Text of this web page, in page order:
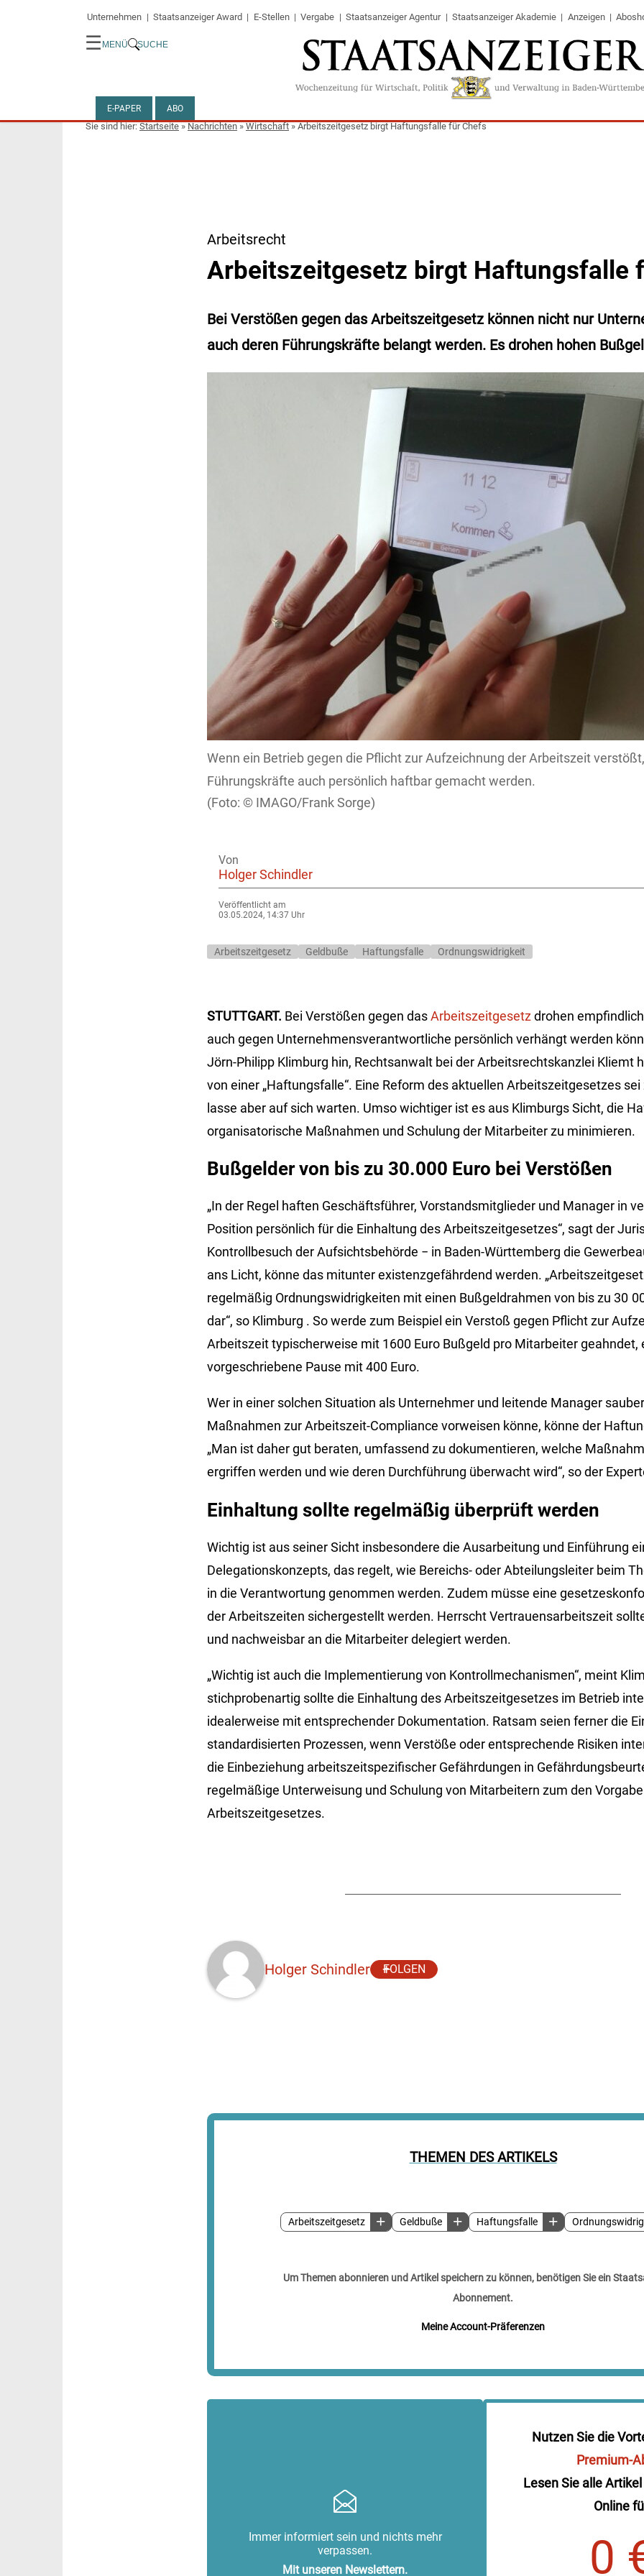
Unternehmen Staatsanzeiger Award E-Stellen Vergabe Staatsanzeiger Agentur Staatsanzeiger Akademie Anzeigen
☰ MENÜ SUCHE
E-PAPER ABO
Startseite»Nachrichten»Wirtschaft»Arbeitszeitgesetz birgt Haftungsfalle für Chefs
THEMEN DES ARTIKELS
Arbeitszeitgesetz Geldbuße Haftungsfalle
Um Themen abonnieren und Artikel speichern zu können, benötigen Sie ein
Abonnement.
Meine Account-Präferenzen
Arbeitsrecht
Arbeitszeitgesetz birgt Haftungsfalle
Bei Verstößen gegen das Arbeitszeitgesetz können nicht nur
auch deren Führungskräfte belangt werden. Es drohen hohen
Wenn ein Betrieb gegen die Pflicht zur Aufzeichnung der Arbeitszeit
Führungskräfte auch persönlich haftbar gemacht werden.
IMAGO/Frank Sorge)
Von
Holger Schindler
Veröffentlicht am
03.05.2024, 14:37 Uhr
Arbeitszeitgesetz Geldbuße Haftungsfalle Ordnungswidrigkeit
STUTTGART. Bei Verstößen gegen dasArbeitszeitgesetzdrohen
auch gegen Unternehmensverantwortliche persönlich verhängt werden
Jörn-Philipp Klimburg hin, Rechtsanwalt bei der Arbeitsrechtskanzlei Kliemt
von einer „Haftungsfalle“. Eine Reform des aktuellen Arbeitszeitgesetzes
lasse aber auf sich warten. Umso wichtiger ist es aus KlimburgsSicht, die
organisatorische Maßnahmen und Schulung der Mitarbeiter zu minimieren.
Bußgelder von bis zu 30.000 Euro bei Verstößen
„In der Regel haften Geschäftsführer, Vorstandsmitglieder und Manager in
Position persönlich für die Einhaltung des Arbeitszeitgesetzes“, sagt der
Kontrollbesuch der Aufsichtsbehörde − in Baden-Württemberg die
ans Licht, könne das mitunter existenzgefährdend werden.
regelmäßig Ordnungswidrigkeiten mit einen Bußgeldrahmen von bis zu 30
dar“, so Klimburg . So werde zum Beispiel ein Verstoß gegen Pflicht zur
Arbeitszeit typischerweise mit 1600 Euro Bußgeld pro Mitarbeiter geahndet,
vorgeschriebene Pause mit 400 Euro.
Wer in einer solchen Situation als Unternehmer und leitende Manager
Maßnahmen zur Arbeitszeit-Compliance vorweisen könne, könne der
„Man ist daher gut beraten, umfassend zu dokumentieren, welche
ergriffen werden und wie deren Durchführung überwacht wird“, so der
Einhaltung sollte regelmäßig überprüft werden
Wichtig ist aus seiner Sicht insbesondere die Ausarbeitung und Einführung
Delegationskonzepts, das regelt, wie Bereichs- oder Abteilungsleiter beim
in die Verantwortung genommen werden. Zudem müsse eine
der Arbeitszeiten sichergestellt werden. Herrscht Vertrauensarbeitszeit
und nachweisbar an die Mitarbeiter delegiert werden.
„Wichtig ist auch die Implementierung von Kontrollmechanismen“, meint
stichprobenartig sollte die Einhaltung des Arbeitszeitgesetzes im Betrieb
idealerweise mit entsprechender Dokumentation. Ratsam seien ferner die
standardisierten Prozessen, wenn Verstöße oder entsprechende Risiken
die Einbeziehung arbeitszeitspezifischer Gefährdungen in
regelmäßige Unterweisung und Schulung von Mitarbeitern zum den
Arbeitszeitgesetzes.
Holger Schindler FOLGEN
Immer informiert sein und nichts mehr
verpassen.
Mit unseren Newslettern.
Nutzen Sie die
Premium-
Lesen Sie alle
Online
0